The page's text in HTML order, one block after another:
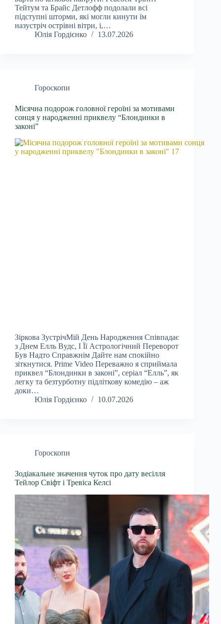
Тейтум та Брайс Детлофф подолали всі
підступні шторми, які могли кинути їм
назустріч острівні вітри, і,…
Юлія Гордієнко
13.07.2026
Гороскопи
Місячна подорож головної героїні за мотивами
сонця у народженні приквелу “Блондинки в
законі”
Зіркова ЗустрічМій День Народження Співпадає
з Днем Елль Вудс, І Її Астрологічний Переворот
Був Надто Справжнім Дайте нам спокійно
зіткнутися. Prime Video Переважно я сприймала
приквел “Блондинки в законі”, серіал “Елль”, як
легку та безтурботну підліткову комедію – аж
доки…
Юлія Гордієнко
10.07.2026
Гороскопи
Зодіакальне значення чуток про дату весілля
Тейлор Свіфт і Тревіса Келсі